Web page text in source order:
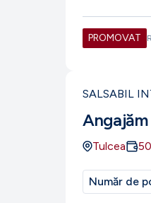
PROMOVAT
SALSABIL
Tulcea
Număr de